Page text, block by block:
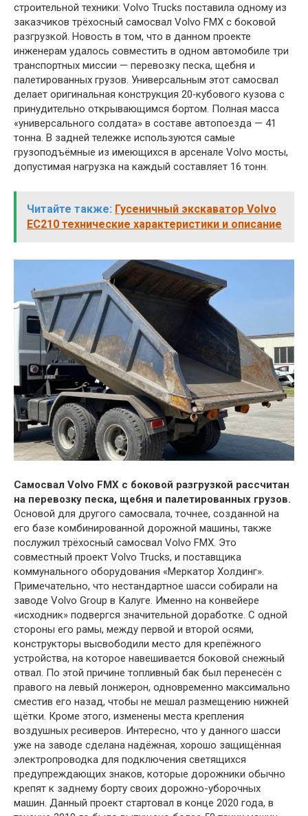
строительной техники: Volvo Trucks поставила одному из
заказчиков трёхосный самосвал Volvo FMX с боковой
разгрузкой. Новость в том, что в данном проекте
инженерам удалось совместить в одном автомобиле три
транспортных миссии — перевозку песка, щебня и
палетированных грузов. Универсальным этот самосвал
делает оригинальная конструкция 20‑кубового кузова с
принудительно открывающимся бортом. Полная масса
«универсального солдата» в составе автопоезда — 41
тонна. В задней тележке используются самые
грузоподъёмные из имеющихся в арсенале Volvo мосты,
допустимая нагрузка на каждый составляет 16 тонн.
Читайте также: Гусеничный экскаватор Volvo
EC210 технические характеристики и описание
Самосвал Volvo FMX с боковой разгрузкой рассчитан
на перевозку песка, щебня и палетированных грузов.
Основой для другого самосвала, точнее, созданной на
его базе комбинированной дорожной машины, также
послужил трёхосный самосвал Volvo FMX. Это
совместный проект Volvo Trucks, и поставщика
коммунального оборудования «Меркатор Холдинг».
Примечательно, что нестандартное шасси собирали на
заводе Volvo Group в Калуге. Именно на конвейере
«исходник» подвергся значительной доработке. С одной
стороны его рамы, между первой и второй осями,
конструкторы высвободили место для крепёжного
устройства, на которое навешивается боковой снежный
отвал. По этой причине топливный бак был перенесён с
правого на левый лонжерон, одновременно максимально
сместив его назад, чтобы не мешал размещению нижней
щётки. Кроме этого, изменены места крепления
воздушных ресиверов. Интересно, что у данного шасси
уже на заводе сделана надёжная, хорошо защищённая
электропроводка для подключения светящихся
предупреждающих знаков, которые дорожники обычно
крепят к заднему борту своих дорожно-уборочных
машин. Данный проект стартовал в конце 2020 года, в